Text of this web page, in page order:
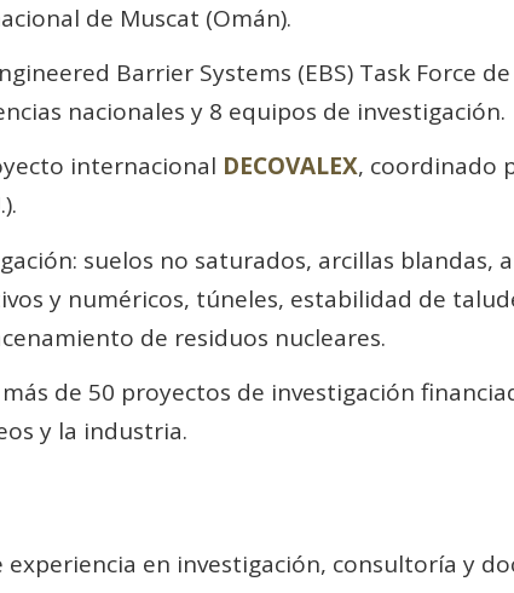
de Muscat (Omán).
Barrier Systems (EBS) Task Force
nacionales y 8 equipos de investigación.
internacional DECOVALEX, coordinado
suelos no saturados, arcillas blandas,
y numéricos, túneles, estabilidad de
de residuos nucleares.
de 50 proyectos de investigación
y la industria.
experiencia en investigación, consultoría y